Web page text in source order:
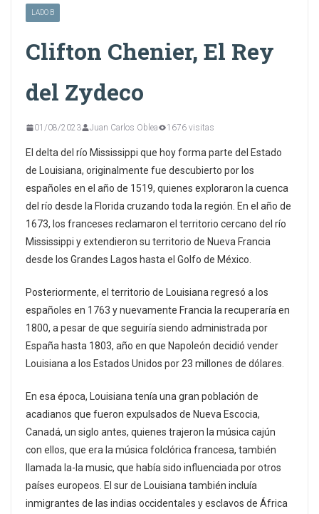
LADO B
Clifton Chenier, El Rey
del Zydeco
01/08/2023 Juan Carlos Oblea 1676 visitas
El delta del río Mississippi que hoy forma parte del Estado
de Louisiana, originalmente fue descubierto por los
españoles en el año de 1519, quienes exploraron la cuenca
del río desde la Florida cruzando toda la región. En el año de
1673, los franceses reclamaron el territorio cercano del río
Mississippi y extendieron su territorio de Nueva Francia
desde los Grandes Lagos hasta el Golfo de México.
Posteriormente, el territorio de Louisiana regresó a los
españoles en 1763 y nuevamente Francia la recuperaría en
1800, a pesar de que seguiría siendo administrada por
España hasta 1803, año en que Napoleón decidió vender
Louisiana a los Estados Unidos por 23 millones de dólares.
En esa época, Louisiana tenía una gran población de
acadianos que fueron expulsados de Nueva Escocia,
Canadá, un siglo antes, quienes trajeron la música cajún
con ellos, que era la música folclórica francesa, también
llamada la-la music, que había sido influenciada por otros
países europeos. El sur de Louisiana también incluía
inmigrantes de las indias occidentales y esclavos de África